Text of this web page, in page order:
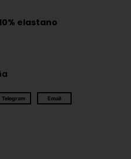
elastano
Telegram Email